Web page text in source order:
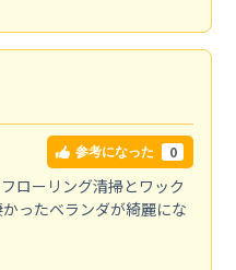
参考になった 0
ローリング清掃とワック
ったベランダが綺麗にな